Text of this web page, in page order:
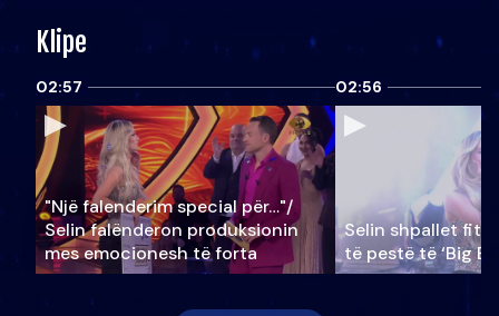
Klipe
02:57
"Një falenderim special për…"/
Selin falënderon produksionin
mes emocionesh të forta
02:56
Selin shpallet
të pestë të ‘Big